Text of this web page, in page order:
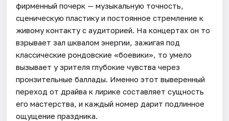
фирменный почерк — музыкальную точность,
сценическую пластику и постоянное стремление к
живому контакту с аудиторией. На концертах он то
взрывает зал шквалом энергии, зажигая под
классические рондовские «боевики», то умело
вызывает у зрителя глубокие чувства через
пронзительные баллады. Именно этот выверенный
переход от драйва к лирике составляет сущность
его мастерства, и каждый номер дарит подлинное
ощущение праздника.